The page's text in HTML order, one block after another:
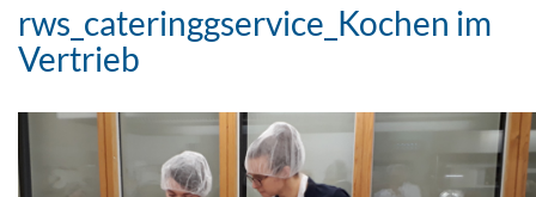
rws_cateringgservice_Kochen im
Vertrieb